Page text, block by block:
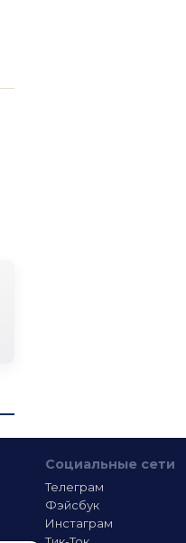
Социальные сети
Телеграм
Фэйсбук
Инстаграм